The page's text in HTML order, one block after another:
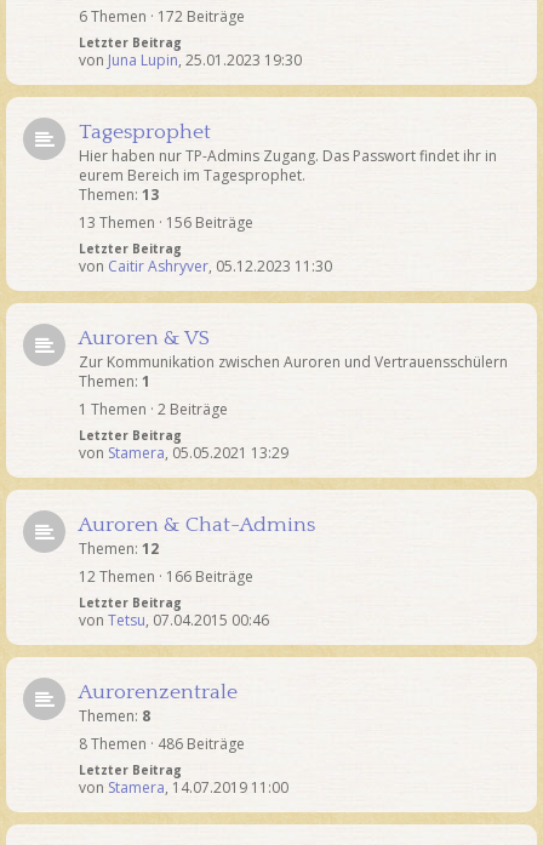
6 Themen · 172 Beiträge
Letzter Beitrag
von Juna Lupin, 25.01.2023 19:30
Tagesprophet
Hier haben nur TP-Admins Zugang. Das Passwort findet ihr in
eurem Bereich im Tagesprophet.
Themen: 13
13 Themen · 156 Beiträge
Letzter Beitrag
von Caitir Ashryver, 05.12.2023 11:30
Auroren & VS
Zur Kommunikation zwischen Auroren und Vertrauensschülern
Themen: 1
1 Themen · 2 Beiträge
Letzter Beitrag
von Stamera, 05.05.2021 13:29
Auroren & Chat-Admins
Themen: 12
12 Themen · 166 Beiträge
Letzter Beitrag
von Tetsu, 07.04.2015 00:46
Aurorenzentrale
Themen: 8
8 Themen · 486 Beiträge
Letzter Beitrag
von Stamera, 14.07.2019 11:00